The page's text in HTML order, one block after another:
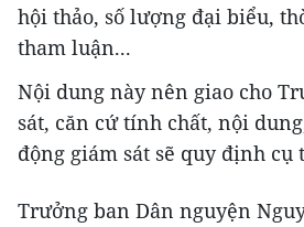
hội thảo, số lượng đại biểu,
tham luận...
Nội dung này nên giao cho
sát, căn cứ tính chất, nội
động giám sát sẽ quy định cụ
Trưởng ban Dân nguyện